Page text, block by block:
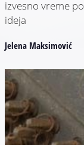
izvesno vreme
ideja
Jelena Maksimović